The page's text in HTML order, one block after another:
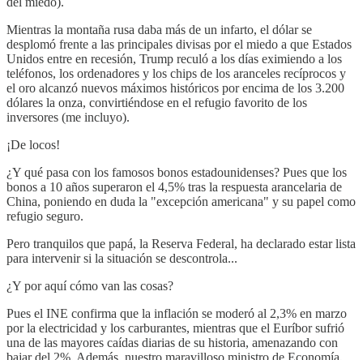
Mientras la montaña rusa daba más de un infarto, el dólar se
desplomó frente a las principales divisas por el miedo a que Estados
Unidos entre en recesión, Trump reculó a los días eximiendo a los
teléfonos, los ordenadores y los chips de los aranceles recíprocos y
el oro alcanzó nuevos máximos históricos por encima de los 3.200
dólares la onza, convirtiéndose en el refugio favorito de los
inversores (me incluyo).
¡De locos!
¿Y qué pasa con los famosos bonos estadounidenses? Pues que los
bonos a 10 años superaron el 4,5% tras la respuesta arancelaria de
China, poniendo en duda la "excepción americana" y su papel como
refugio seguro.
Pero tranquilos que papá, la Reserva Federal, ha declarado estar lista
para intervenir si la situación se descontrola...
¿Y por aquí cómo van las cosas?
Pues el INE confirma que la inflación se moderó al 2,3% en marzo
por la electricidad y los carburantes, mientras que el Euríbor sufrió
una de las mayores caídas diarias de su historia, amenazando con
bajar del 2%. Además, nuestro maravilloso ministro de Economía,